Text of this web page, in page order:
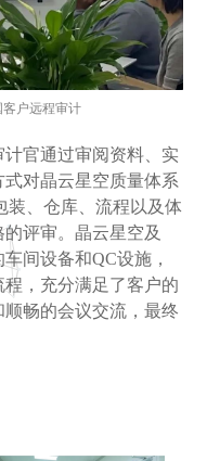
户远程审计
官通过审阅资料、实
对晶云星空质量体系
装、仓库、流程以及体
评审。晶云星空及
间设备和QC设施，
，充分满足了客户的
畅的会议交流，最终